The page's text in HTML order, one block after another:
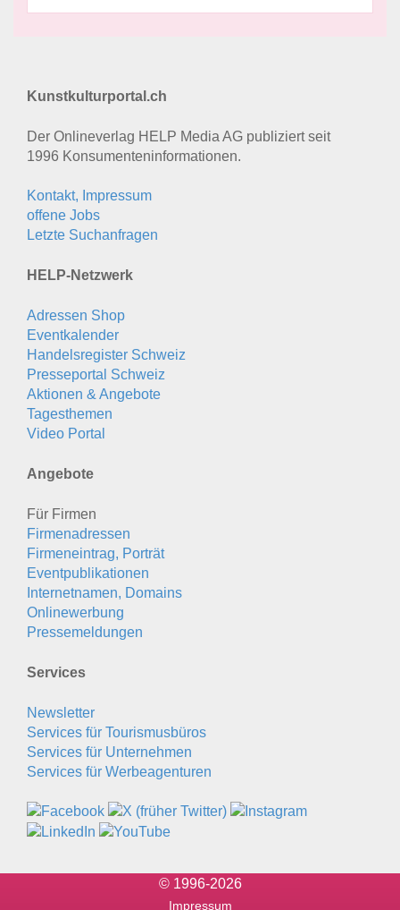
Kunstkulturportal.ch
Der Onlineverlag HELP Media AG publiziert seit
1996 Konsumenten­informationen.
Kontakt, Impressum
offene Jobs
Letzte Suchanfragen
HELP-Netzwerk
Adressen Shop
Eventkalender
Handelsregister Schweiz
Presseportal Schweiz
Aktionen & Angebote
Tagesthemen
Video Portal
Angebote
Für Firmen
Firmenadressen
Firmeneintrag, Porträt
Eventpublikationen
Internetnamen, Domains
Onlinewerbung
Pressemeldungen
Services
Newsletter
Services für Tourismusbüros
Services für Unternehmen
Services für Werbeagenturen
© 1996-2026
Impressum